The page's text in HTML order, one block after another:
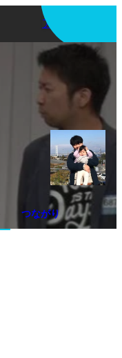
アプリを使う
つながり